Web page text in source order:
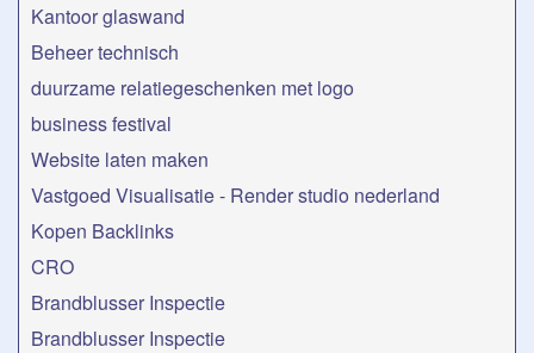
Kantoor glaswand
Beheer technisch
duurzame relatiegeschenken met logo
business festival
Website laten maken
Vastgoed Visualisatie - Render studio nederland
Kopen Backlinks
CRO
Brandblusser Inspectie
Brandblusser Inspectie